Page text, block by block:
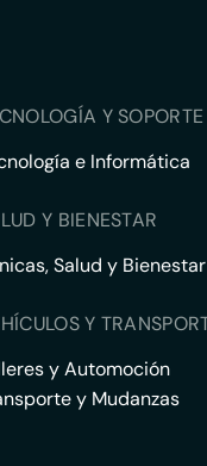
Y
e Informática
Y BIENESTAR
Salud y Bienestar
Y
y Automoción
y Mudanzas